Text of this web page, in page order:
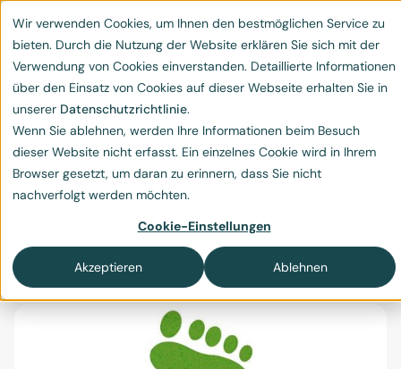
Wir verwenden Cookies, um Ihnen den bestmöglichen Service zu
bieten. Durch die Nutzung der Website erklären Sie sich mit der
Verwendung von Cookies einverstanden. Detaillierte Informationen
über den Einsatz von Cookies auf dieser Webseite erhalten Sie in
unserer Datenschutzrichtlinie.
Wenn Sie ablehnen, werden Ihre Informationen beim Besuch
dieser Website nicht erfasst. Ein einzelnes Cookie wird in Ihrem
Browser gesetzt, um daran zu erinnern, dass Sie nicht
nachverfolgt werden möchten.
Cookie-Einstellungen
Akzeptieren Ablehnen
Tipps Reduktion CO2-
Fussabdruck
Tipps zur Reduktion des CO₂-Fussabdrucks im
täglichen Leben